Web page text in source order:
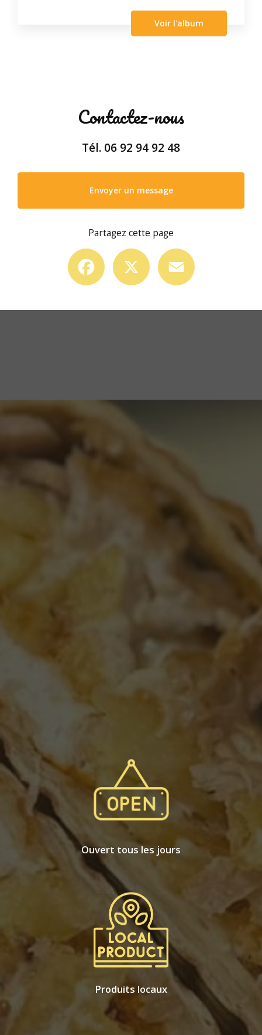
Voir l'album
Contactez-nous
Tél. 06 92 94 92 48
Envoyer un message
Partagez cette page
Facebook
Ouvert tous les jours
Produits locaux